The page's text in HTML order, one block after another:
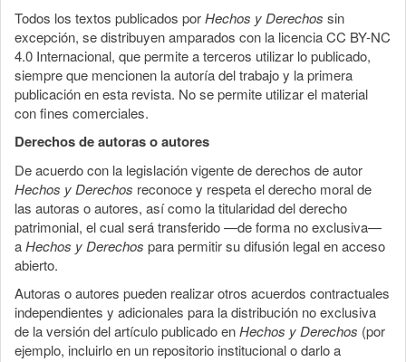
Todos los textos publicados porHechos y Derechos sin
excepción, se distribuyen amparados con la licencia CC BY-NC
4.0 Internacional, que permite a terceros utilizar lo publicado,
siempre que mencionen la autoría del trabajo y la primera
publicación en esta revista. No se permite utilizar el material
con fines comerciales.
Derechos de autoras o autores
De acuerdo con la legislación vigente de derechos de autor
Hechos y Derechos reconoce y respeta el derecho moral de
las autoras o autores, así como la titularidad del derecho
patrimonial, el cual será transferido —de forma no exclusiva—
aHechos y Derechos para permitir su difusión legal en acceso
abierto.
Autoras o autores pueden realizar otros acuerdos contractuales
independientes y adicionales para la distribución no exclusiva
de la versión del artículo publicado enHechos y Derechos (por
ejemplo, incluirlo en un repositorio institucional o darlo a